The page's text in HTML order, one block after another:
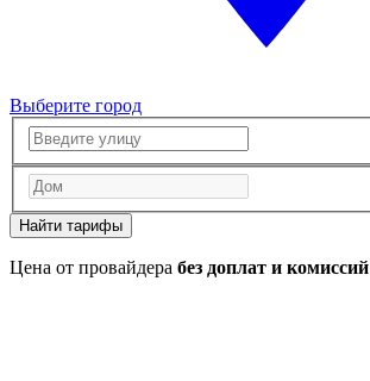
Выберите город
Найти тарифы
Цена от провайдера без доплат и комиссий